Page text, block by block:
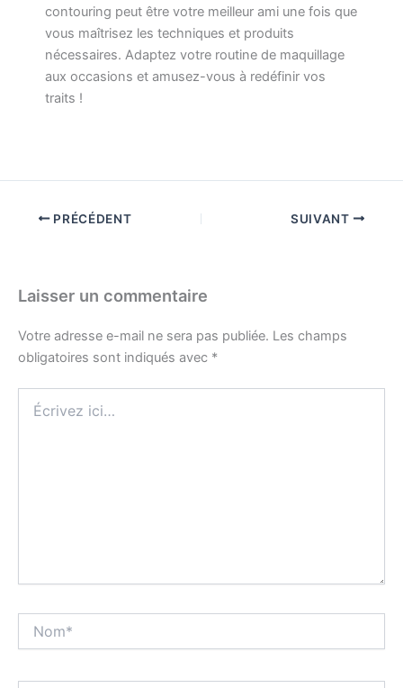
contouring peut être votre meilleur ami une fois que
vous maîtrisez les techniques et produits
nécessaires. Adaptez votre routine de maquillage
aux occasions et amusez-vous à redéfinir vos
traits !
PRÉCÉDENT SUIVANT
Laisser un commentaire
Votre adresse e-mail ne sera pas publiée. Les champs
obligatoires sont indiqués avec *
ici…